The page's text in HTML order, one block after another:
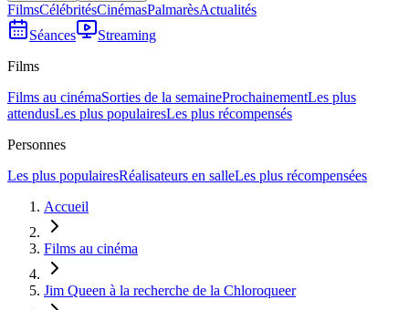
FilmsCélébritésCinémasPalmarèsActualités
Séances
Streaming
Films
Films au cinémaSorties de la semaineProchainementLes plus
attendusLes plus populairesLes plus récompensés
Personnes
Les plus populairesRéalisateurs en salleLes plus récompensées
Accueil
Films au cinéma
Jim Queen à la recherche de la Chloroqueer